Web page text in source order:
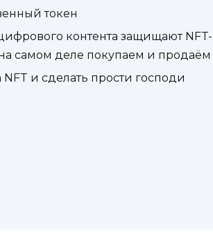
токен
контента защищают NFT-
самом деле покупаем и продаём
NFT и сделать прости господи